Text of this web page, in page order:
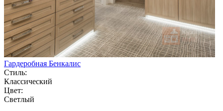
Гардеробная Бенкалис
Стиль:
Классический
Цвет:
Светлый